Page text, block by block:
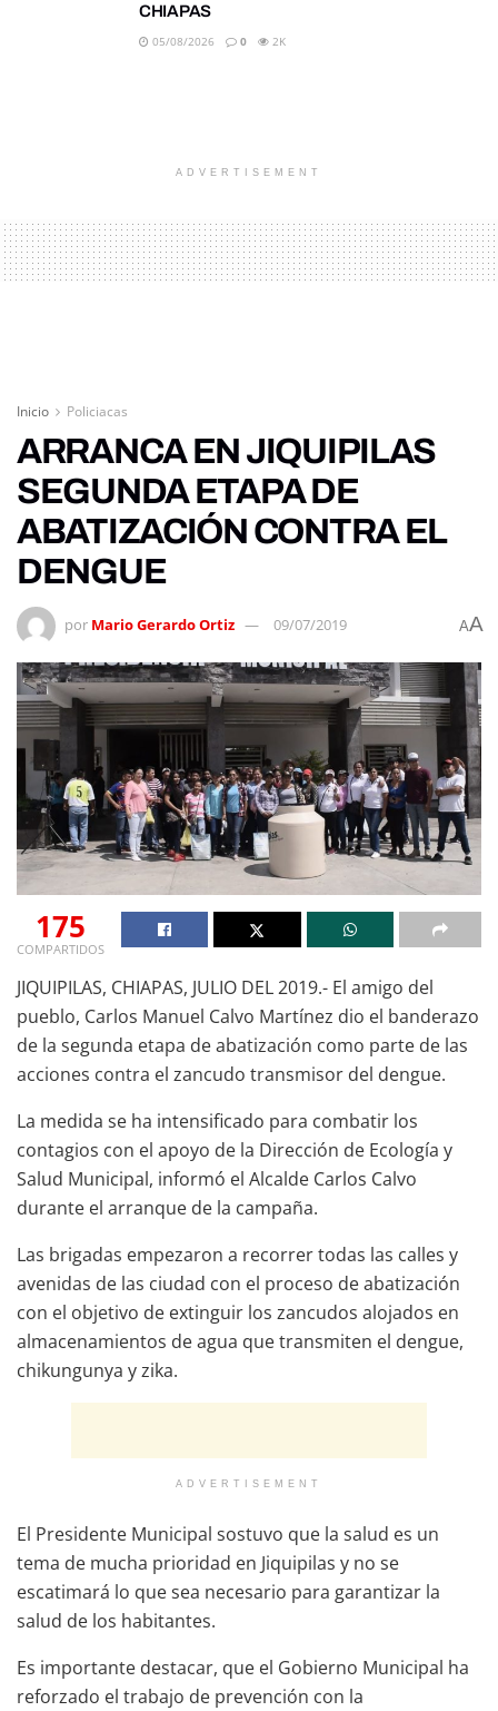
CHIAPAS
05/08/2026 0 2K
ADVERTISEMENT
Inicio Policiacas
ARRANCA EN JIQUIPILAS
SEGUNDA ETAPA DE
ABATIZACIÓN CONTRA EL
DENGUE
por Mario Gerardo Ortiz 09/07/2019 AA
175
COMPARTIDOS
JIQUIPILAS, CHIAPAS, JULIO DEL 2019.- El amigo del
pueblo, Carlos Manuel Calvo Martínez dio el banderazo
de la segunda etapa de abatización como parte de las
acciones contra el zancudo transmisor del dengue.
La medida se ha intensificado para combatir los
contagios con el apoyo de la Dirección de Ecología y
Salud Municipal, informó el Alcalde Carlos Calvo
durante el arranque de la campaña.
Las brigadas empezaron a recorrer todas las calles y
avenidas de las ciudad con el proceso de abatización
con el objetivo de extinguir los zancudos alojados en
almacenamientos de agua que transmiten el dengue,
chikungunya y zika.
ADVERTISEMENT
El Presidente Municipal sostuvo que la salud es un
tema de mucha prioridad en Jiquipilas y no se
escatimará lo que sea necesario para garantizar la
salud de los habitantes.
Es importante destacar, que el Gobierno Municipal ha
reforzado el trabajo de prevención con la